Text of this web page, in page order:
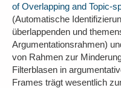
of Overlapping and Topic-
(Automatische
überlappenden und
Argumentationsrahmen)
von Rahmen zur
Filterblasen in
Frames trägt wesentlich